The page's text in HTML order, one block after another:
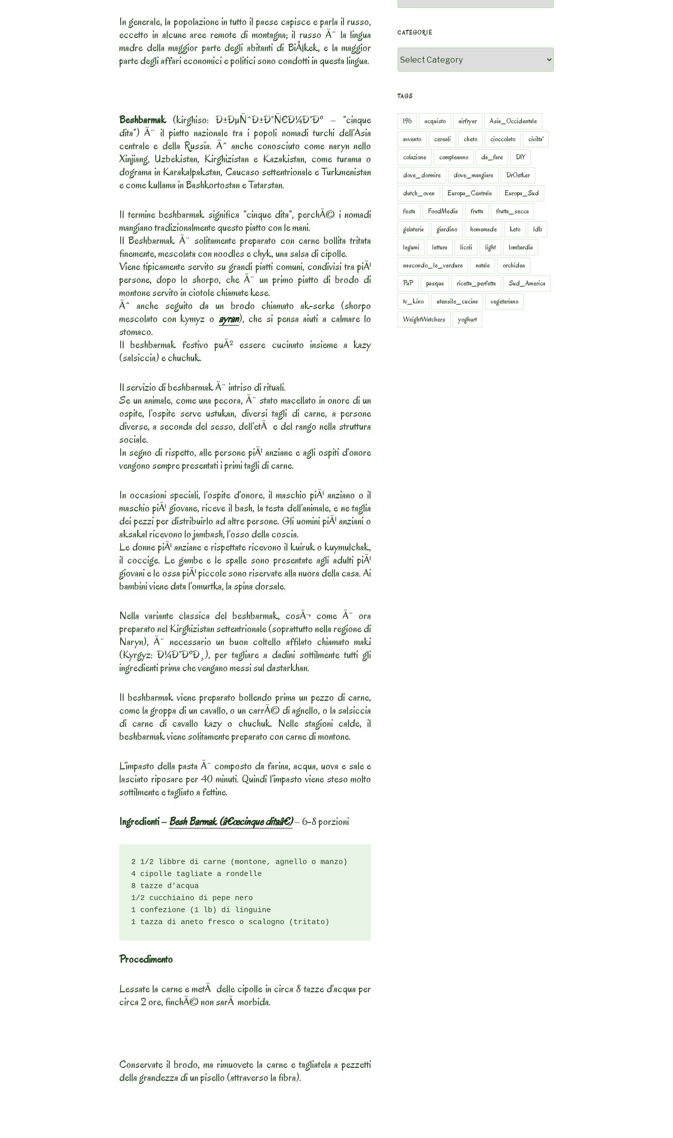
In generale, la popolazione in tutto il paese capisce e parla il russo,
eccetto in alcune aree remote di montagna; il russo Ã¨ la lingua
madre della maggior parte degli abitanti di BiÅ¡kek, e la maggior
parte degli affari economici e politici sono condotti in questa lingua.
Beshbarmak(kirghiso: Ð±ÐµÑˆÐ±Ð°Ñ€Ð¼Ð°Ðº – “cinque
dita”) Ã¨ il piatto nazionale tra i popoli nomadi turchi dell’Asia
centrale e della Russia. Ãˆ anche conosciuto come naryn nello
Xinjiang, Uzbekistan, Kirghizistan e Kazakistan, come turama o
dograma in Karakalpakstan, Caucaso settentrionale e Turkmenistan
e come kullama in Bashkortostan e Tatarstan.
Il termine beshbarmak significa “cinque dita”, perchÃ© i nomadi
mangiano tradizionalmente questo piatto con le mani.
Il Beshbarmak Ã¨ solitamente preparato con carne bollita tritata
finemente, mescolata con noodles e chyk, una salsa di cipolle.
Viene tipicamente servito su grandi piatti comuni, condivisi tra piÃ¹
persone, dopo lo shorpo, che Ã¨ un primo piatto di brodo di
montone servito in ciotole chiamate kese.
Ãˆ anche seguito da un brodo chiamato ak-serke (shorpo
mescolato con kymyz o ayran), che si pensa aiuti a calmare lo
stomaco.
Il beshbarmak festivo puÃ² essere cucinato insieme a kazy
(salsiccia) e chuchuk.
Il servizio di beshbarmak Ã¨ intriso di rituali.
Se un animale, come una pecora, Ã¨ stato macellato in onore di un
ospite, l’ospite serve ustukan, diversi tagli di carne, a persone
diverse, a seconda del sesso, dell’etÃ e del rango nella struttura
sociale.
In segno di rispetto, alle persone piÃ¹ anziane e agli ospiti d’onore
vengono sempre presentati i primi tagli di carne.
In occasioni speciali, l’ospite d’onore, il maschio piÃ¹ anziano o il
maschio piÃ¹ giovane, riceve il bash, la testa dell’animale, e ne taglia
dei pezzi per distribuirlo ad altre persone. Gli uomini piÃ¹ anziani o
aksakal ricevono lo jambash, l’osso della coscia.
Le donne piÃ¹ anziane e rispettate ricevono il kuiruk o kuymulchak,
il coccige. Le gambe e le spalle sono presentate agli adulti piÃ¹
giovani e le ossa piÃ¹ piccole sono riservate alla nuora della casa. Ai
bambini viene data l’omurtka, la spina dorsale.
Nella variante classica del beshbarmak, cosÃ¬ come Ã¨ ora
preparato nel Kirghizistan settentrionale (soprattutto nella regione di
Naryn), Ã¨ necessario un buon coltello affilato chiamato maki
(Kyrgyz: Ð¼Ð°ÐºÐ¸), per tagliare a dadini sottilmente tutti gli
ingredienti prima che vengano messi sul dastarkhan.
Il beshbarmak viene preparato bollendo prima un pezzo di carne,
come la groppa di un cavallo, o un carrÃ© di agnello, o la salsiccia
di carne di cavallo kazy o chuchuk. Nelle stagioni calde, il
beshbarmak viene solitamente preparato con carne di montone.
L’impasto della pasta Ã¨ composto da farina, acqua, uova e sale e
lasciato riposare per 40 minuti. Quindi l’impasto viene steso molto
sottilmente e tagliato a fettine.
Ingredienti –Besh Barmak (â€œcinque ditaâ€)– 6-8 porzioni
2 1/2 libbre di carne (montone, agnello o manzo)
4 cipolle tagliate a rondelle
8 tazze d'acqua
1/2 cucchiaino di pepe nero
1 confezione (1 lb) di linguine
1 tazza di aneto fresco o scalogno (tritato)
Procedimento
Lessate la carne e metÃ delle cipolle in circa 8 tazze d’acqua per
circa 2 ore, finchÃ© non sarÃ morbida.
Conservate il brodo, ma rimuovete la carne e tagliatela a pezzetti
della grandezza di un pisello (attraverso la fibra).
CATEGORIE
TAGS
196 acquisto airfryer
Asia_Occidentale
avvento
cereali cheto cioccolato
civilta'
colazione
compleanno da_fare
DIY
dove_dormire
dove_mangiare
DrOetker
dutch_oven
Europa_Centrale
Europa_Sud
festa
FoodMedia frutta
frutta_secca
gelateria
giardino homemade keto
ldb
legumi
lettura licoli light
lombardia
nascondo_le_verdure
natale
orchidea
PaP
pasqua ricetta_perfetta
Sud_America
tv_kino
utensile_cucina
vegetariano
WeightWatchers
yoghurt